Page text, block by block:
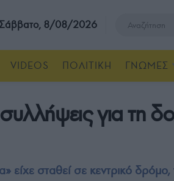
8/08/2026
VIDEOS ΠΟΛΙΤΙΚΗ ΓΝΩΜΕΣ
για τη
είχε σταθεί σε κεντρικό